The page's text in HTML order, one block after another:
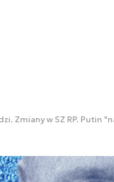
Zmiany w SZ RP. Putin